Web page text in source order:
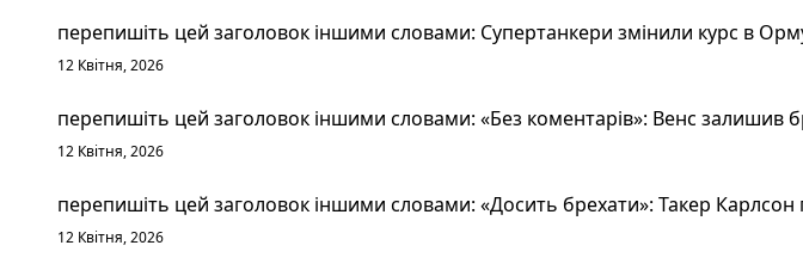
перепишіть цей заголовок іншими словами: Супертанкери змінили курс в
12 Квітня, 2026
перепишіть цей заголовок іншими словами: «Без коментарів»: Венс залишив
12 Квітня, 2026
перепишіть цей заголовок іншими словами: «Досить брехати»: Такер
12 Квітня, 2026